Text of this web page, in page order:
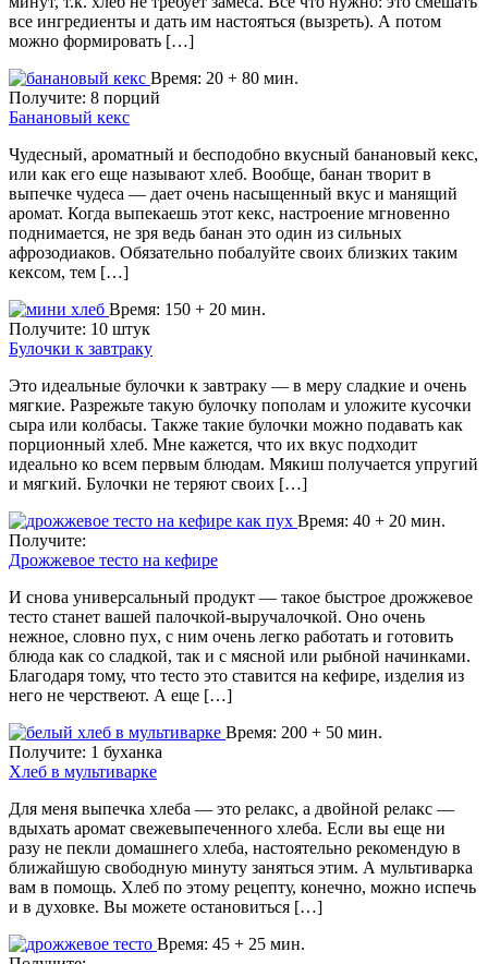
все ингредиенты и дать им настояться (вызреть). А потом
можно формировать […]
Время: 20 + 80 мин.
Получите: 8 порций
Банановый кекс
Чудесный, ароматный и бесподобно вкусный банановый кекс,
или как его еще называют хлеб. Вообще, банан творит в
выпечке чудеса — дает очень насыщенный вкус и манящий
аромат. Когда выпекаешь этот кекс, настроение мгновенно
поднимается, не зря ведь банан это один из сильных
афрозодиаков. Обязательно побалуйте своих близких таким
кексом, тем […]
Время: 150 + 20 мин.
Получите: 10 штук
Булочки к завтраку
Это идеальные булочки к завтраку — в меру сладкие и очень
мягкие. Разрежьте такую булочку пополам и уложите кусочки
сыра или колбасы. Также такие булочки можно подавать как
порционный хлеб. Мне кажется, что их вкус подходит
идеально ко всем первым блюдам. Мякиш получается упругий
и мягкий. Булочки не теряют своих […]
Время: 40 + 20 мин.
Получите:
Дрожжевое тесто на кефире
И снова универсальный продукт — такое быстрое дрожжевое
тесто станет вашей палочкой-выручалочкой. Оно очень
нежное, словно пух, с ним очень легко работать и готовить
блюда как со сладкой, так и с мясной или рыбной начинками.
Благодаря тому, что тесто это ставится на кефире, изделия из
него не черствеют. А еще […]
Время: 200 + 50 мин.
Получите: 1 буханка
Хлеб в мультиварке
Для меня выпечка хлеба — это релакс, а двойной релакс —
вдыхать аромат свежевыпеченного хлеба. Если вы еще ни
разу не пекли домашнего хлеба, настоятельно рекомендую в
ближайшую свободную минуту заняться этим. А мультиварка
вам в помощь. Хлеб по этому рецепту, конечно, можно испечь
и в духовке. Вы можете остановиться […]
Время: 45 + 25 мин.